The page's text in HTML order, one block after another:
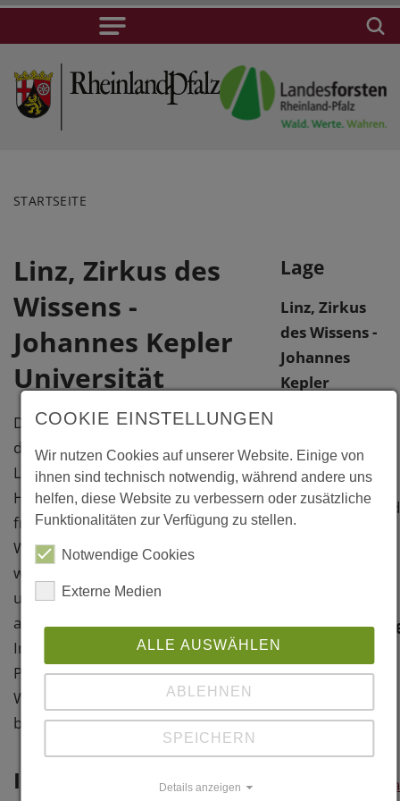
STARTSEITE
Linz, Zirkus des
Wissens -
Johannes Kepler
Universität
Das Gebäude auf dem Geländes
des Schlosses Auhof schließt eine
Lücke des geschlossenen
Hofensembles,die durch einen
früheren Abriss eines
Wirtschaftsgebäudes entstanden
war. Bewußt wird dessen Kubatur
und Anmutung als Scheune
aufgenommen. Die manege im
Inneren bietet Platz für 220
Personen, die dortauf spannende
Weise Wissenschaft vermittelt
bekommen.
Information
Lage
Linz, Zirkus
des Wissens -
Johannes
Kepler
Strasse 69
A-4040 Linz
Links
www.luger-
COOKIE EINSTELLUNGEN
Wir nutzen Cookies auf unserer Website. Einige von
ihnen sind technisch notwendig, während andere uns
helfen, diese Website zu verbessern oder zusätzliche
Funktionalitäten zur Verfügung zu stellen.
Notwendige Cookies
Externe Medien
ALLE AUSWÄHLEN
ABLEHNEN
SPEICHERN
Details anzeigen